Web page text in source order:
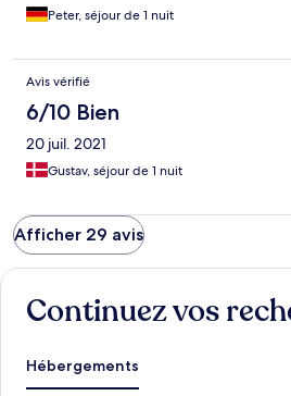
Peter, séjour de 1 nuit
Avis vérifié
6/10 Bien
20 juil. 2021
Gustav, séjour de 1 nuit
Afficher 29 avis
Continuez vos
Hébergements